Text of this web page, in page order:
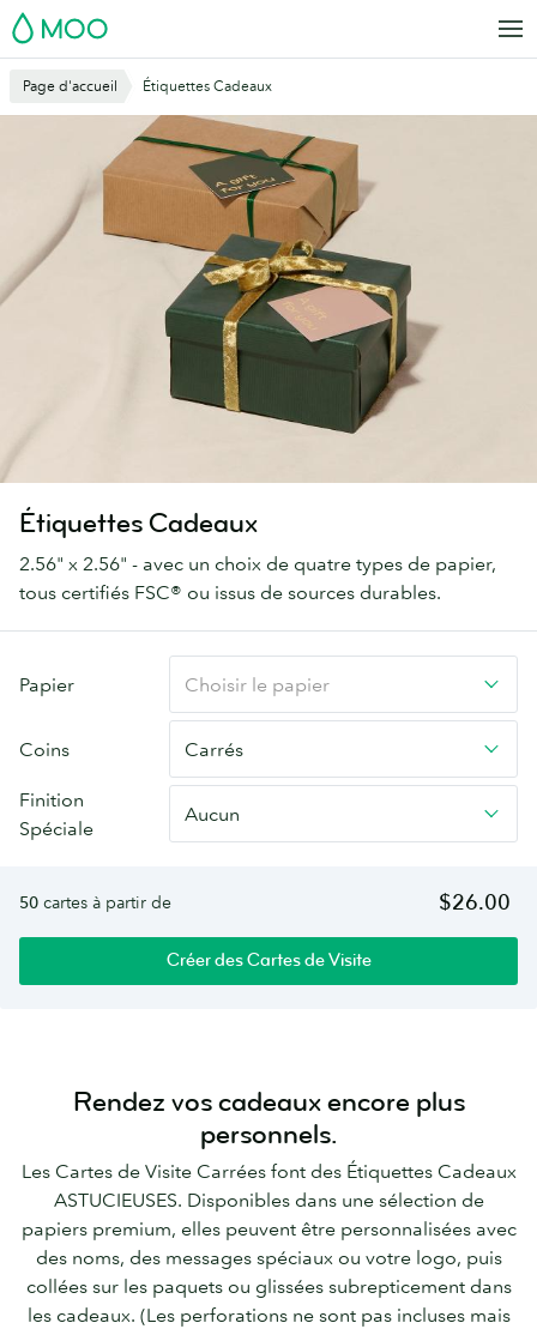
Aller
au
principal
MOO
Page d'accueil Étiquettes Cadeaux
Étiquettes Cadeaux
2.56" x 2.56" - avec un choix de quatre types de papier,
tous certifiés FSC® ou issus de sources durables.
De
Carrées
Papier Choisir le papier
Coins Carrés
Finition
Spéciale
Aucun
50 cartes à partir de $26.00
Créer des Cartes de Visite
Rendez vos cadeaux encore plus
personnels.
Les Cartes de Visite Carrées font des Étiquettes Cadeaux
ASTUCIEUSES. Disponibles dans une sélection de
papiers premium, elles peuvent être personnalisées avec
des noms, des messages spéciaux ou votre logo, puis
collées sur les paquets ou glissées subrepticement dans
les cadeaux. (Les perforations ne sont pas incluses mais